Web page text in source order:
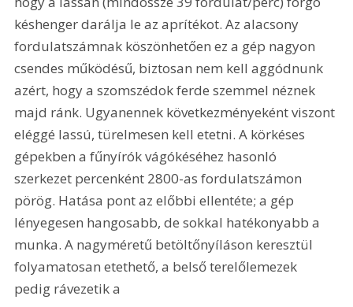
késhenger darálja le az aprítékot. Az alacsony
fordulatszámnak köszönhetően ez a gép nagyon
csendes működésű, biztosan nem kell aggódnunk
azért, hogy a szomszédok ferde szemmel néznek
majd ránk. Ugyanennek következményeként viszont
eléggé lassú, türelmesen kell etetni. A körkéses
gépekben a fűnyírók vágókéséhez hasonló
szerkezet percenként 2800-as fordulatszámon
pörög. Hatása pont az előbbi ellentéte; a gép
lényegesen hangosabb, de sokkal hatékonyabb a
munka. A nagyméretű betöltőnyíláson keresztül
folyamatosan etethető, a belső terelőlemezek
pedig rávezetik a